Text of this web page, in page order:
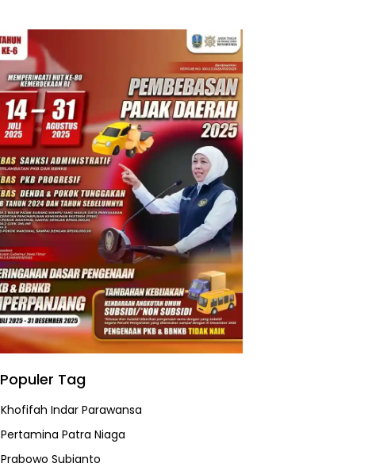
Populer Tag
Khofifah Indar Parawansa
Pertamina Patra Niaga
Prabowo Subianto